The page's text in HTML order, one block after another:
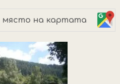
място на картата